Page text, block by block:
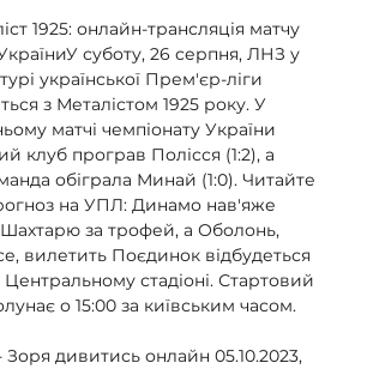
1925: онлайн-трансляція матчу
суботу, 26 серпня, ЛНЗ у
української Прем'єр-ліги
з Металістом 1925 року. У
матчі чемпіонату України
клуб програв Полісся (1:2), а
обіграла Минай (1:0). Читайте
на УПЛ: Динамо нав'яже
за трофей, а Оболонь,
вилетить Поєдинок відбудеться
стадіоні. Стартовий
о 15:00 за київським часом.
Зоря дивитись онлайн 05.10.2023,